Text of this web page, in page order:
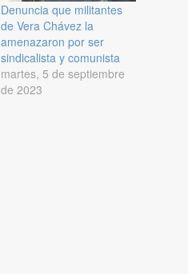
Denuncia que militantes
de Vera Chávez la
amenazaron por ser
sindicalista y comunista
martes, 5 de septiembre
de 2023